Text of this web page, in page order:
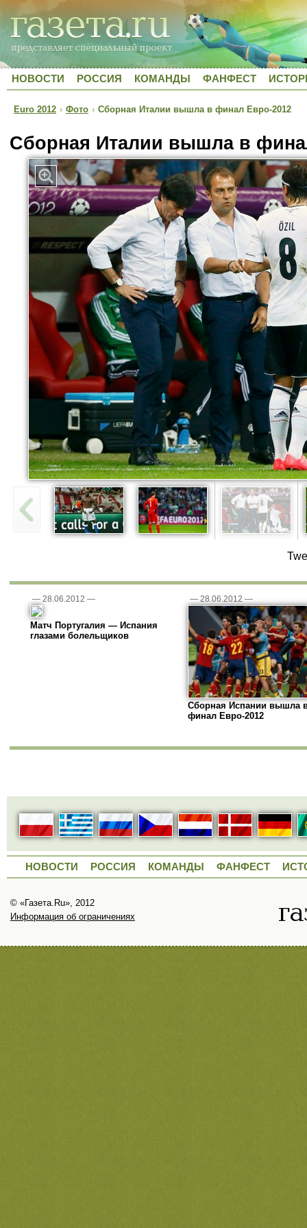
НОВОСТИ РОССИЯ КОМАНДЫ ФАНФЕСТ
Euro 2012 › Фото › Сборная Италии вышла в финал Евро-2012
Сборная Италии вышла в
— 28.06.2012 —
Матч Португалия — Испания
глазами болельщиков
— 28.06.2012 —
Сборная Испании вышла
финал Евро-2012
НОВОСТИ РОССИЯ КОМАНДЫ ФАНФЕСТ
© «Газета.Ru», 2012
Информация об ограничениях